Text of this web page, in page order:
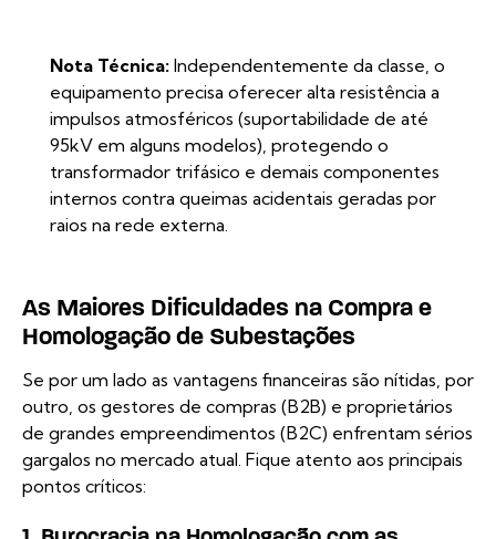
Nota Técnica: Independentemente da classe, o
equipamento precisa oferecer alta resistência a
impulsos atmosféricos (suportabilidade de até
95kV em alguns modelos), protegendo o
transformador trifásico e demais componentes
internos contra queimas acidentais geradas por
raios na rede externa.
As Maiores Dificuldades na Compra e
Homologação de Subestações
Se por um lado as vantagens financeiras são nítidas, por
outro, os gestores de compras (B2B) e proprietários
de grandes empreendimentos (B2C) enfrentam sérios
gargalos no mercado atual. Fique atento aos principais
pontos críticos: